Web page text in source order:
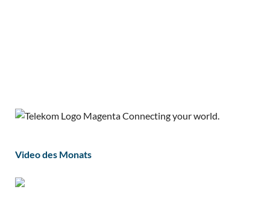
Video des Monats